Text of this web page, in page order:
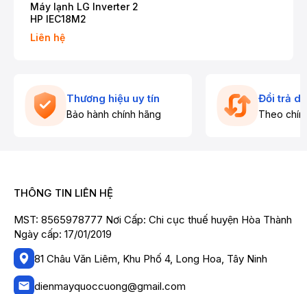
Máy lạnh LG Inverter 2
HP IEC18M2
Liên hệ
Thương hiệu uy tín
Bảo hành chính hãng
Đổi trả
Theo
THÔNG TIN LIÊN HỆ
MST: 8565978777 Nơi Cấp: Chi cục thuế huyện Hòa Thành
Ngày cấp: 17/01/2019
81 Châu Văn Liêm, Khu Phố 4, Long Hoa, Tây Ninh
dienmayquoccuong@gmail.com